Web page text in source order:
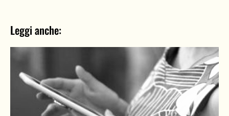
Leggi anche: